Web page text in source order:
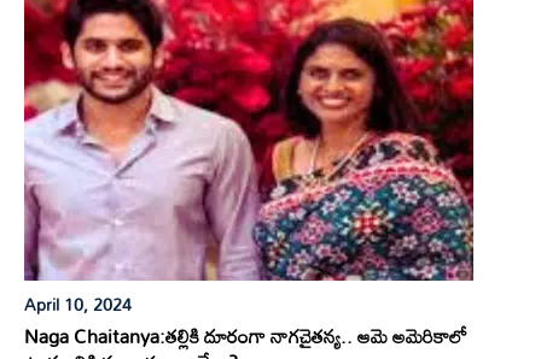
April 10, 2024
Naga Chaitanya:తల్లికి దూరంగా నాగచైతన్య.. ఆమె అమెరికాలో